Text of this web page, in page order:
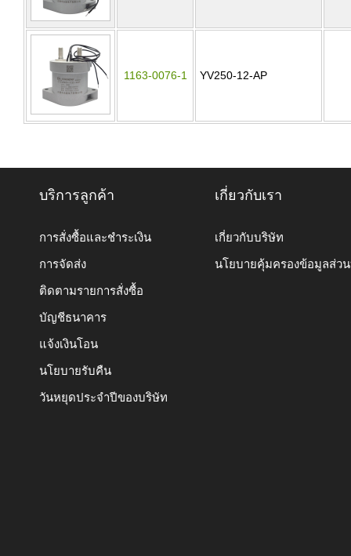
1163-0076-1 YV250-12-AP
บริการลูกค้า
การสั่งซื้อและชำระเงิน
การจัดส่ง
ติดตามรายการสั่งซื้อ
บัญชีธนาคาร
แจ้งเงินโอน
นโยบายรับคืน
วันหยุดประจำปีของบริษัท
เกี่ยวกับเรา
เกี่ยวกับบริษัท
นโยบายคุ้มครองข้อมูลส่ว